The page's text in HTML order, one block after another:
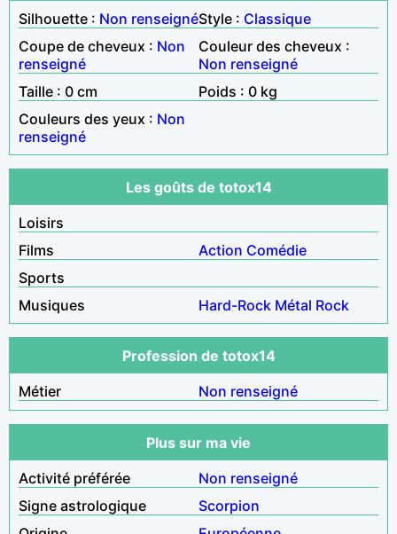
Silhouette : Non renseignéStyle : Classique
Coupe de cheveux : Non
renseigné
Couleur des cheveux :
Non renseigné
Taille : 0 cm
Poids : 0 kg
Couleurs des yeux : Non
renseigné
Les goûts de totox14
Loisirs
Films
Action Comédie
Sports
Musiques
Hard-Rock Métal Rock
Profession de totox14
Métier
Non renseigné
Plus sur ma vie
Activité préférée
Non renseigné
Signe astrologique
Scorpion